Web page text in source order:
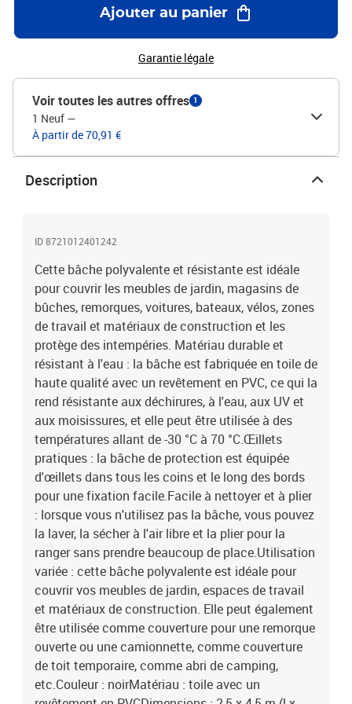
ouverte ou une camionnette, comme couverture de toit temporaire,
comme abri de camping, etc.Couleur : noirMatériau : toile avec un
revêtement en PVCDimensions : 2,5 x 4,5 m (l x L)Poids : 650 g /
m²Résistance à la température : -30 °C à 70 °CAvec des œillets
déchirures et à l'eauRésistant aux UV et aux moisissures
Ajouter au panier
Garantie légale
Voir toutes les autres offres 1
1 Neuf —
À partir de 70,91 €
Description
ID 8721012401242
Cette bâche polyvalente et résistante est idéale
pour couvrir les meubles de jardin, magasins de
bûches, remorques, voitures, bateaux, vélos, zones
de travail et matériaux de construction et les
protège des intempéries. Matériau durable et
résistant à l'eau : la bâche est fabriquée en toile de
haute qualité avec un revêtement en PVC, ce qui la
rend résistante aux déchirures, à l'eau, aux UV et
aux moisissures, et elle peut être utilisée à des
températures allant de -30 °C à 70 °C.Œillets
pratiques : la bâche de protection est équipée
d'œillets dans tous les coins et le long des bords
pour une fixation facile.Facile à nettoyer et à plier
: lorsque vous n'utilisez pas la bâche, vous pouvez
la laver, la sécher à l'air libre et la plier pour la
ranger sans prendre beaucoup de place.Utilisation
variée : cette bâche polyvalente est idéale pour
couvrir vos meubles de jardin, espaces de travail
et matériaux de construction. Elle peut également
être utilisée comme couverture pour une remorque
ouverte ou une camionnette, comme couverture
de toit temporaire, comme abri de camping,
etc.Couleur : noirMatériau : toile avec un